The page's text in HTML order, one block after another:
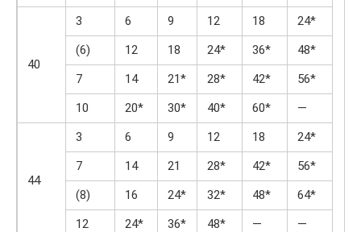
40
3 6 9 12 18
24*
(6)
12 18 24* 36*
48*
7
14 21* 28* 42*
56*
10
20* 30* 40* 60* —
44
3 6 9 12 18
24*
7
14 21 28* 42*
56*
(8)
16 24* 32* 48*
64*
12
24* 36* 48* — —